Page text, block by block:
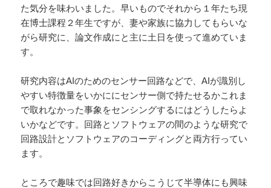
た気分を味わいました。早いものでそれから１年たち現
在博士課程２年生ですが、妻や家族に協力してもらいな
がら研究に、論文作成にと主に土日を使って進めていま
す。
研究内容はAIのためのセンサー回路などで、AIが識別し
やすい特徴量をいかににセンサー側で持たせるかこれま
で取れなかった事象をセンシングするにはどうしたらよ
いかなどです。回路とソフトウェアの間のような研究で
回路設計とソフトウェアのコーディングと両方行ってい
ます。
ところで趣味では回路好きからこうじて半導体にも興味